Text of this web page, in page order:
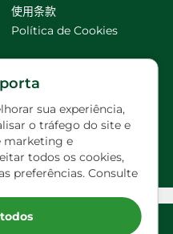
sua experiência,
o tráfego do site e
marketing e
todos os cookies,
preferências. Consulte
使用条款
Política de Cookies